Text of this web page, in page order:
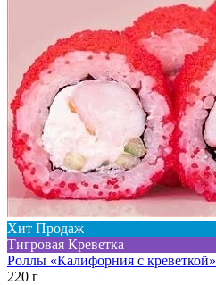
Хит Продаж
Тигровая Креветка
Роллы «Калифорния с креветкой»
220 г